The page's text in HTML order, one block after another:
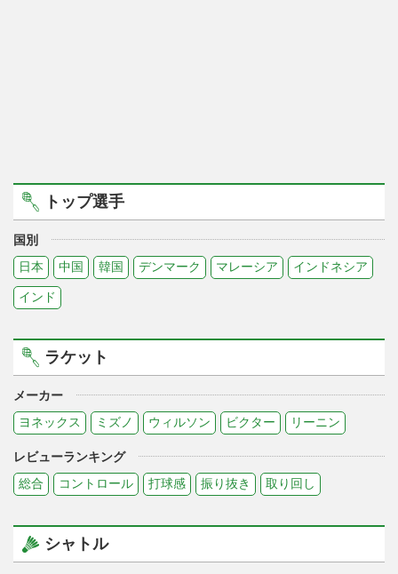
トップ選手
国別
日本
中国 韓国 デンマーク マレーシア インドネシア
インド
ラケット
メーカー
ヨネックス
ミズノ ウィルソン ビクター リーニン
レビューランキング
総合
コントロール 打球感 振り抜き 取り回し
シャトル